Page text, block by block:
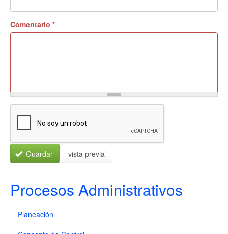
Comentario *
Guardar vista previa
Procesos Administrativos
Planeación